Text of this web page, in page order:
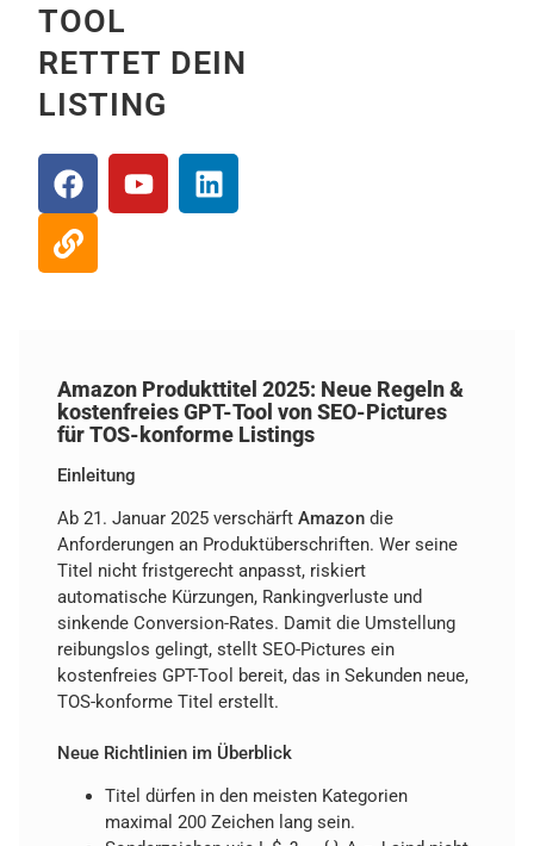
TOOL
RETTET DEIN
LISTING
Amazon Produkttitel 2025: Neue Regeln &
kostenfreies GPT-Tool von SEO-Pictures
für TOS-konforme Listings
Einleitung
Ab 21. Januar 2025 verschärft Amazon die
Anforderungen an Produktüberschriften. Wer seine
Titel nicht fristgerecht anpasst, riskiert
automatische Kürzungen, Rankingverluste und
sinkende Conversion-Rates. Damit die Umstellung
reibungslos gelingt, stellt SEO-Pictures ein
kostenfreies GPT-Tool bereit, das in Sekunden neue,
TOS-konforme Titel erstellt.
Neue Richtlinien im Überblick
Titel dürfen in den meisten Kategorien
maximal 200 Zeichen lang sein.